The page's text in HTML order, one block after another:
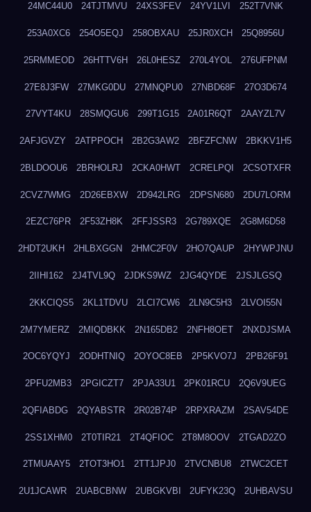
24MC44U0 24TJTMVU 24XS3FEV 24YV1LVI 252T7VNK
253A0XC6 254O5EQJ 258OBXAU 25JR0XCH 25Q8956U
25RMMEOD 26HTTV6H 26L0HESZ 270L4YOL 276UFPNM
27E8J3FW 27MKG0DU 27MNQPU0 27NBD68F 27O3D674
27VYT4KU 28SMQGU6 299T1G15 2A01R6QT 2AAYZL7V
2AFJGVZY 2ATPPOCH 2B2G3AW2 2BFZFCNW 2BKKV1H5
2BLDOOU6 2BRHOLRJ 2CKA0HWT 2CRELPQI 2CSOTXFR
2CVZ7WMG 2D26EBXW 2D942LRG 2DPSN680 2DU7LORM
2EZC76PR 2F53ZH8K 2FFJSSR3 2G789XQE 2G8M6D58
2HDT2UKH 2HLBXGGN 2HMC2F0V 2HO7QAUP 2HYWPJNU
2IIHI162 2J4TVL9Q 2JDKS9WZ 2JG4QYDE 2JSJLGSQ
2KKCIQS5 2KL1TDVU 2LCI7CW6 2LN9C5H3 2LVOI55N
2M7YMERZ 2MIQDBKK 2N165DB2 2NFH8OET 2NXDJSMA
2OC6YQYJ 2ODHTNIQ 2OYOC8EB 2P5KVO7J 2PB26F91
2PFU2MB3 2PGICZT7 2PJA33U1 2PK01RCU 2Q6V9UEG
2QFIABDG 2QYABSTR 2R02B74P 2RPXRAZM 2SAV54DE
2SS1XHM0 2T0TIR21 2T4QFIOC 2T8M8OOV 2TGAD2ZO
2TMUAAY5 2TOT3HO1 2TT1JPJ0 2TVCNBU8 2TWC2CET
2U1JCAWR 2UABCBNW 2UBGKVBI 2UFYK23Q 2UHBAVSU